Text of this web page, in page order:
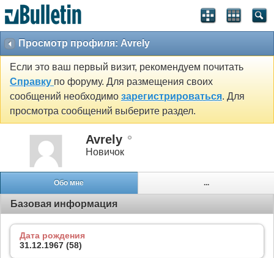
Просмотр профиля: Avrely
Если это ваш первый визит, рекомендуем почитать
Справку по форуму. Для размещения своих
сообщений необходимо зарегистрироваться. Для
просмотра сообщений выберите раздел.
Avrely
Новичок
Обо мне ...
Базовая информация
Дата рождения
31.12.1967 (58)